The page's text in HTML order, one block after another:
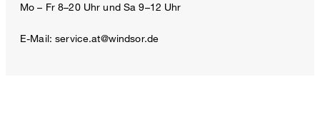
Mo – Fr 8–20 Uhr und Sa 9–12 Uhr
E-Mail:service.at@windsor.de